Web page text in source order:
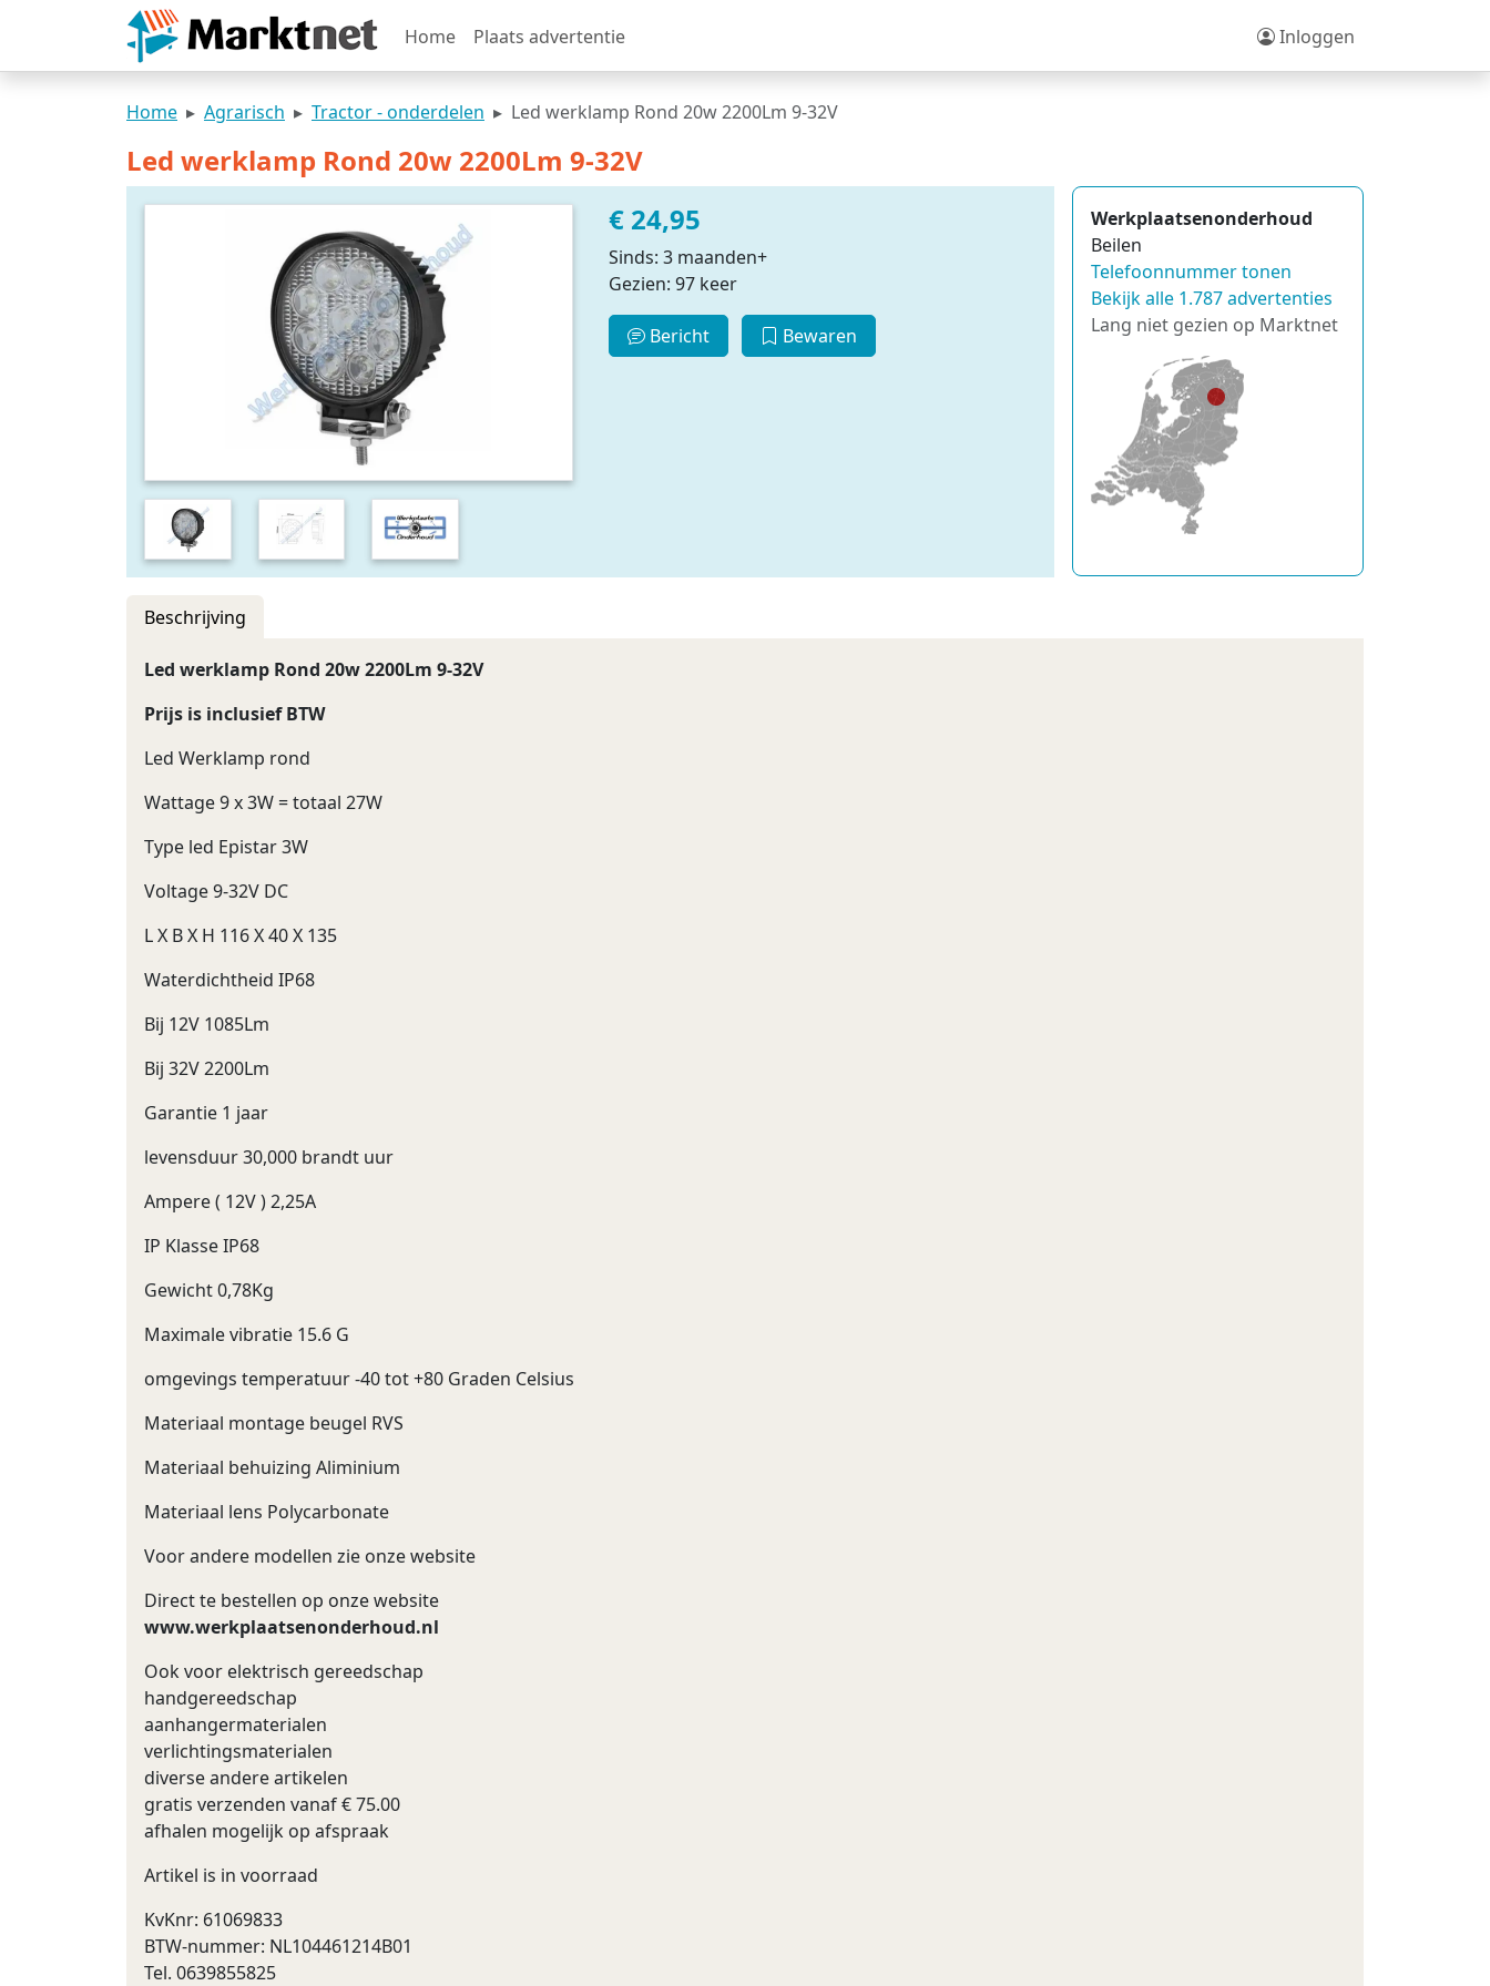
Home Plaats advertentie Inloggen
Home Agrarisch Tractor - onderdelen Led werklamp Rond 20w 2200Lm 9-32V
Led werklamp Rond 20w 2200Lm 9-32V
€ 24,95
Sinds: 3 maanden+
Gezien: 97 keer
Bericht Bewaren
Werkplaatsenonderhoud
Beilen
Telefoonnummer tonen
Bekijk alle 1.787 advertenties
Lang niet gezien op Marktnet
Beschrijving
Led werklamp Rond 20w 2200Lm 9-32V
Prijs is inclusief BTW
Led Werklamp rond
Wattage 9 x 3W = totaal 27W
Type led Epistar 3W
Voltage 9-32V DC
L X B X H 116 X 40 X 135
Waterdichtheid IP68
Bij 12V 1085Lm
Bij 32V 2200Lm
Garantie 1 jaar
levensduur 30,000 brandt uur
Ampere ( 12V ) 2,25A
IP Klasse IP68
Gewicht 0,78Kg
Maximale vibratie 15.6 G
omgevings temperatuur -40 tot +80 Graden Celsius
Materiaal montage beugel RVS
Materiaal behuizing Aliminium
Materiaal lens Polycarbonate
Voor andere modellen zie onze website
Direct te bestellen op onze website
www.werkplaatsenonderhoud.nl
Ook voor elektrisch gereedschap
handgereedschap
aanhangermaterialen
verlichtingsmaterialen
diverse andere artikelen
gratis verzenden vanaf € 75.00
afhalen mogelijk op afspraak
Artikel is in voorraad
KvKnr: 61069833
BTW-nummer: NL104461214B01
Tel. 0639855825